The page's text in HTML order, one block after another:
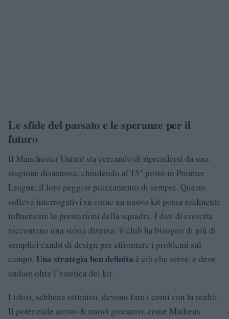
Le sfide del passato e le speranze per il
futuro
Il Manchester United sta cercando di riprendersi da una
stagione disastrosa, chiudendo al 15° posto in Premier
League, il loro peggior piazzamento di sempre. Questo
solleva interrogativi su come un nuovo kit possa realmente
influenzare le prestazioni della squadra. I dati di crescita
raccontano una storia diversa: il club ha bisogno di più di
semplici cambi di design per affrontare i problemi sul
campo. Una strategia ben definita è ciò che serve, e deve
andare oltre l’estetica dei kit.
I tifosi, sebbene ottimisti, devono fare i conti con la realtà.
Il potenziale arrivo di nuovi giocatori, come Matheus